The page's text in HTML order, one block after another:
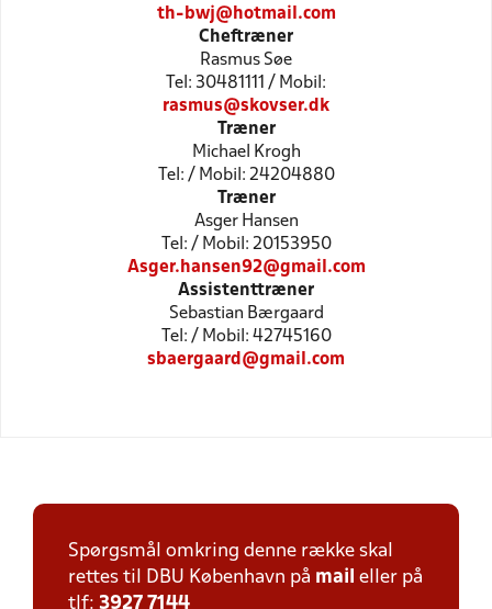
th-bwj@hotmail.com
Cheftræner
Rasmus Søe
Tel: 30481111 / Mobil:
rasmus@skovser.dk
Træner
Michael Krogh
Tel: / Mobil: 24204880
Træner
Asger Hansen
Tel: / Mobil: 20153950
Asger.hansen92@gmail.com
Assistenttræner
Sebastian Bærgaard
Tel: / Mobil: 42745160
sbaergaard@gmail.com
Spørgsmål omkring denne række skal
rettes til DBU København på mail eller på
tlf: 3927 7144